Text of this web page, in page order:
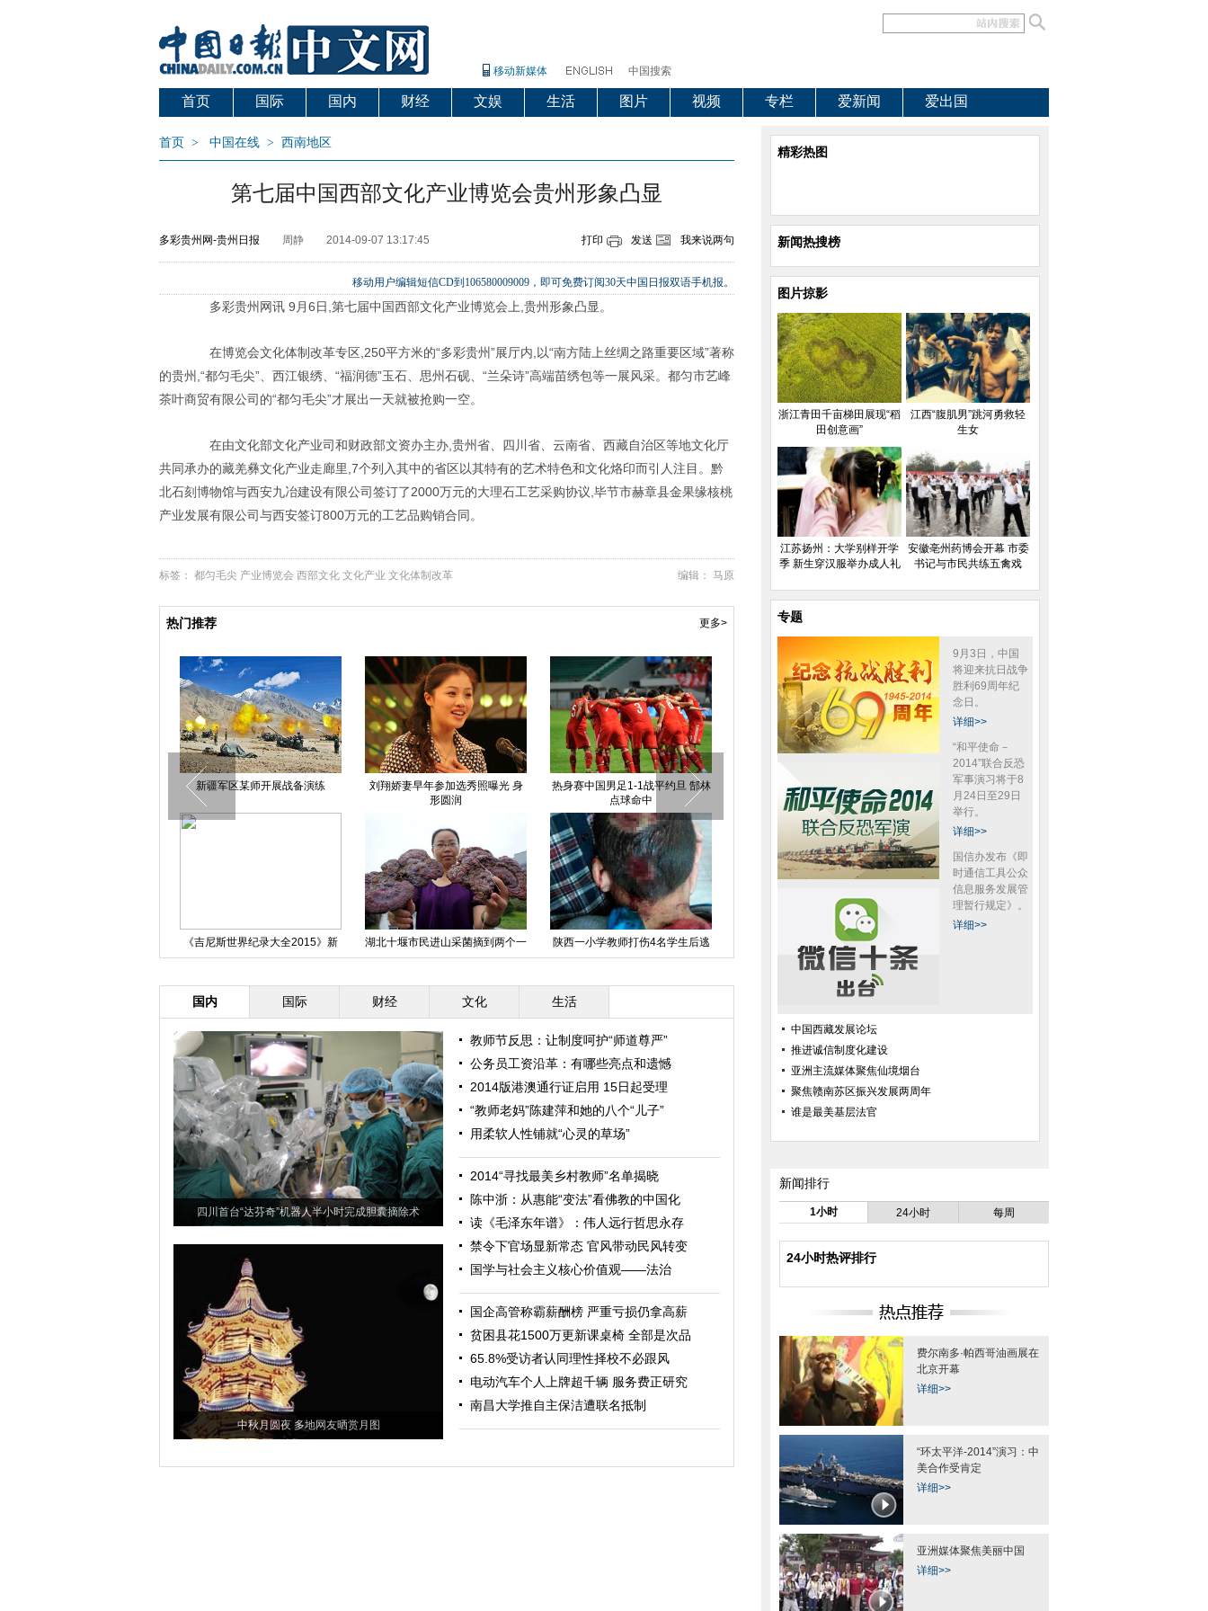
移动新媒体 中国搜索
首页 国际 国内 财经 文娱 生活 图片 视频 专栏 爱新闻 爱出国
首页 > 中国在线 > 西南地区
第七届中国西部文化产业博览会贵州形象凸显
多彩贵州网-贵州日报 周静 2014-09-07 13:17:45 打印 发送 我来说两句
移动用户编辑短信CD到106580009009，即可免费订阅30天中国日报双语手机报。
多彩贵州网讯 9月6日,第七届中国西部文化产业博览会上,贵州形象凸显。
在博览会文化体制改革专区,250平方米的“多彩贵州”展厅内,以“南方陆上丝绸之路重要区域”著称
的贵州,“都匀毛尖”、西江银绣、“福润德”玉石、思州石砚、“兰朵诗”高端苗绣包等一展风采。都匀市艺峰
茶叶商贸有限公司的“都匀毛尖”才展出一天就被抢购一空。
在由文化部文化产业司和财政部文资办主办,贵州省、四川省、云南省、西藏自治区等地文化厅
共同承办的藏羌彝文化产业走廊里,7个列入其中的省区以其特有的艺术特色和文化烙印而引人注目。黔
北石刻博物馆与西安九冶建设有限公司签订了2000万元的大理石工艺采购协议,毕节市赫章县金果缘核桃
产业发展有限公司与西安签订800万元的工艺品购销合同。
编辑： 马原
标签： 都匀毛尖 产业博览会 西部文化 文化产业 文化体制改革
热门推荐 更多>
新疆军区某师开展战备演练
刘翔娇妻早年参加选秀照曝光 身
形圆润
热身赛中国男足1-1战平约旦 郜林
点球命中
《吉尼斯世界纪录大全2015》新
奇纪录集锦
湖北十堰市民进山采菌摘到两个一
斤多重大灵芝
陕西一小学教师打伤4名学生后逃
逸
内蒙古一人士收藏明清古秤 最重
约能称9000公斤
河北一玻璃钢工厂起火 喷出巨大
烟圈
武警国旗护卫队新兵选拔：身高
1.8米以上
国内 国际 财经 文化 生活
四川首台“达芬奇”机器人半小时完成胆囊摘除术
中秋月圆夜 多地网友晒赏月图
教师节反思：让制度呵护“师道尊严”
公务员工资沿革：有哪些亮点和遗憾
2014版港澳通行证启用 15日起受理
“教师老妈”陈建萍和她的八个“儿子”
用柔软人性铺就“心灵的草场”
2014“寻找最美乡村教师”名单揭晓
陈中浙：从惠能“变法”看佛教的中国化
读《毛泽东年谱》：伟人远行哲思永存
禁令下官场显新常态 官风带动民风转变
国学与社会主义核心价值观——法治
国企高管称霸薪酬榜 严重亏损仍拿高薪
贫困县花1500万更新课桌椅 全部是次品
65.8%受访者认同理性择校不必跟风
电动汽车个人上牌超千辆 服务费正研究
南昌大学推自主保洁遭联名抵制
精彩热图
新闻热搜榜
图片掠影
浙江青田千亩梯田展现“稻
田创意画”
江西“腹肌男”跳河勇救轻
生女
江苏扬州：大学别样开学
季 新生穿汉服举办成人礼
安徽亳州药博会开幕 市委
书记与市民共练五禽戏
专题
9月3日，中国
将迎来抗日战争
胜利69周年纪
念日。
详细>>
“和平使命－
2014”联合反恐
军事演习将于8
月24日至29日
举行。
详细>>
国信办发布《即
时通信工具公众
信息服务发展管
理暂行规定》。
详细>>
中国西藏发展论坛
推进诚信制度化建设
亚洲主流媒体聚焦仙境烟台
聚焦赣南苏区振兴发展两周年
谁是最美基层法官
新闻排行
1小时 24小时 每周
24小时热评排行
费尔南多·帕西哥油画展在
北京开幕
详细>>
“环太平洋-2014”演习：中
美合作受肯定
详细>>
亚洲媒体聚焦美丽中国
详细>>